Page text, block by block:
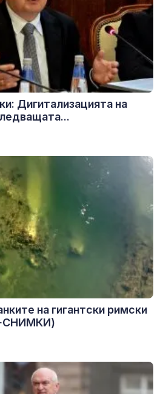
Дигитализацията на
на гигантски римски